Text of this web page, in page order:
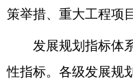
策举措、重大工程项
发展规划指标体系
性指标。各级发展规